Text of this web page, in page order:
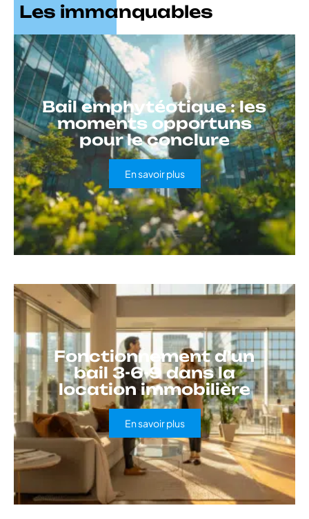
Les immanquables
Bail emphytéotique : les
moments opportuns
pour le conclure
En savoir plus
Fonctionnement d’un
bail 3-6-9 dans la
location immobilière
En savoir plus